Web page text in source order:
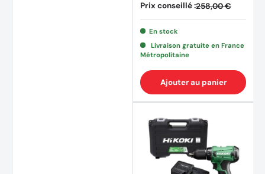
Prix conseillé :258,00 €
En stock
Livraison gratuite en France
Métropolitaine
Ajouter au panier